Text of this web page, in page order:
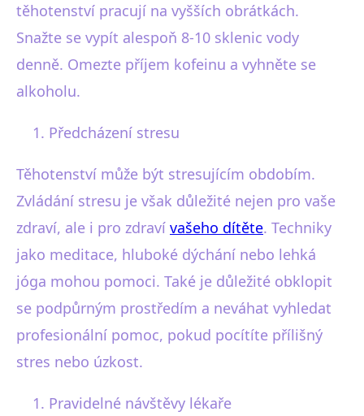
těhotenství pracují na vyšších obrátkách.
Snažte se vypít alespoň 8-10 sklenic vody
denně. Omezte příjem kofeinu a vyhněte se
alkoholu.
Předcházení stresu
Těhotenství může být stresujícím obdobím.
Zvládání stresu je však důležité nejen pro vaše
zdraví, ale i pro zdraví vašeho dítěte. Techniky
jako meditace, hluboké dýchání nebo lehká
jóga mohou pomoci. Také je důležité obklopit
se podpůrným prostředím a neváhat vyhledat
profesionální pomoc, pokud pocítíte přílišný
stres nebo úzkost.
Pravidelné návštěvy lékaře